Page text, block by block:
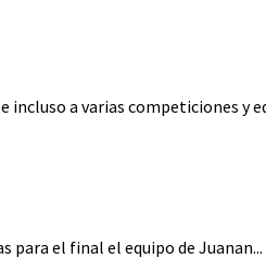
a varias competiciones y
para el final el equipo de Juanan...